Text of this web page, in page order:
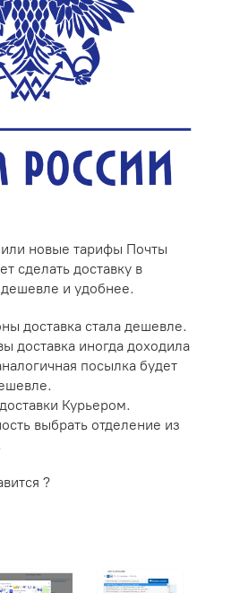
новые тарифы Почты
сделать доставку в
и удобнее.
доставка стала дешевле.
доставка иногда доходила
посылка будет
Курьером.
выбрать отделение из
?